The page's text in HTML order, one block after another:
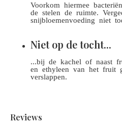
Voorkom hiermee
de stelen de ruimte.
snijbloemenvoeding niet
Niet op de tocht...
...bij de kachel of naast
en ethyleen van het fruit
verslappen.
Reviews